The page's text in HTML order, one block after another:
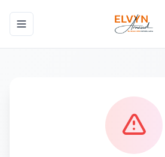
Toggle navigation menu